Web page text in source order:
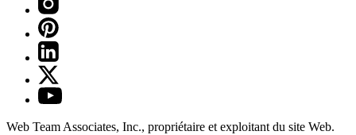
Web Team Associates, Inc., propriétaire et exploitant du site Web.